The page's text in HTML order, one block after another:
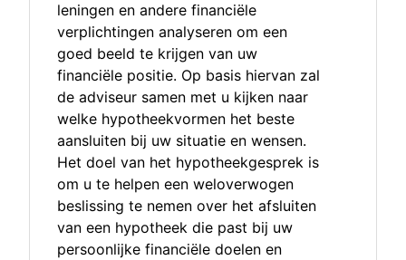
leningen en andere financiële
verplichtingen analyseren om een
goed beeld te krijgen van uw
financiële positie. Op basis hiervan zal
de adviseur samen met u kijken naar
welke hypotheekvormen het beste
aansluiten bij uw situatie en wensen.
Het doel van het hypotheekgesprek is
om u te helpen een weloverwogen
beslissing te nemen over het afsluiten
van een hypotheek die past bij uw
persoonlijke financiële doelen en